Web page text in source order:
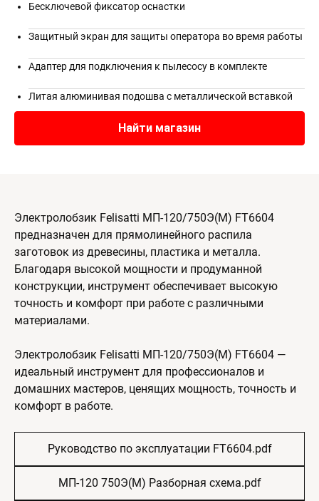
Бесключевой фиксатор оснастки
Защитный экран для защиты оператора во время работы
Адаптер для подключения к пылесосу в комплекте
Литая алюминивая подошва с металлической вставкой
Найти магазин
Электролобзик Felisatti МП-120/750Э(М) FT6604
предназначен для прямолинейного распила
заготовок из древесины, пластика и металла.
Благодаря высокой мощности и продуманной
конструкции, инструмент обеспечивает высокую
точность и комфорт при работе с различными
материалами.
Электролобзик Felisatti МП-120/750Э(М) FT6604 —
идеальный инструмент для профессионалов и
домашних мастеров, ценящих мощность, точность и
комфорт в работе.
Руководство по эксплуатации FT6604.pdf
МП-120 750Э(M) Разборная схема.pdf